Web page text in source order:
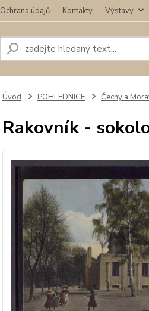
Ochrana údajů Kontakty Výstavy
Úvod POHLEDNICE Čechy a
Rakovník -